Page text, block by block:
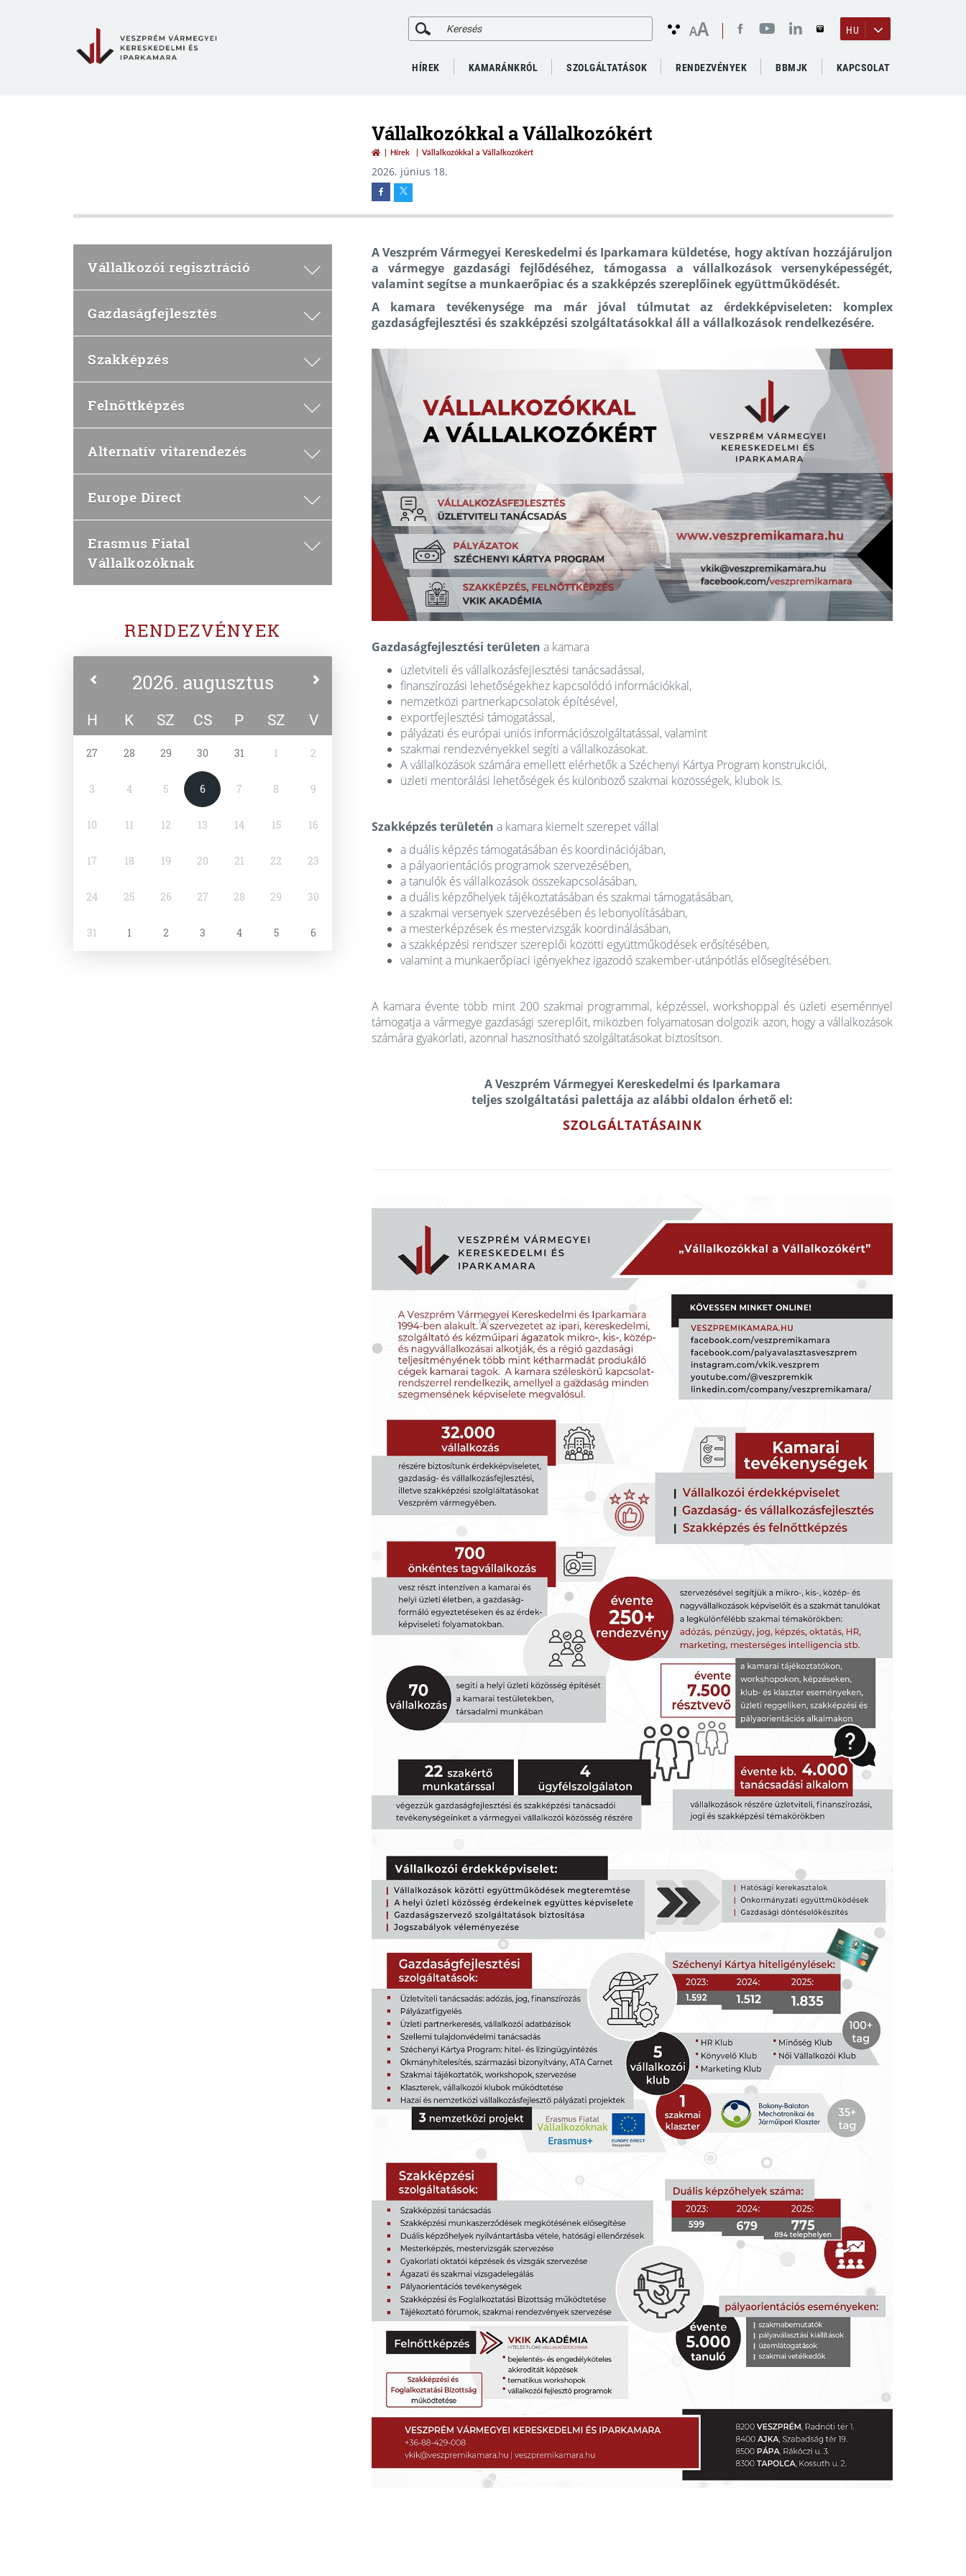
AA HU
HÍREK KAMARÁNKRÓL SZOLGÁLTATÁSOK RENDEZVÉNYEK BBMJK KAPCSOLAT
Vállalkozókkal a Vállalkozókért
Hírek Vállalkozókkal a Vállalkozókért
2026. június 18.
Vállalkozói regisztráció
Gazdaságfejlesztés
Szakképzés
Felnőttképzés
Alternatív vitarendezés
Europe Direct
Erasmus Fiatal
Vállalkozóknak
RENDEZVÉNYEK
2026. augusztus
H K SZ CS P SZ V
27 28 29 30 31 1 2
3 4 5 6 7 8 9
10 11 12 13 14 15 16
17 18 19 20 21 22 23
24 25 26 27 28 29 30
31 1 2 3 4 5 6
A Veszprém Vármegyei Kereskedelmi és Iparkamara küldetése, hogy aktívan hozzájáruljon
a vármegye gazdasági fejlődéséhez, támogassa a vállalkozások versenyképességét,
valamint segítse a munkaerőpiac és a szakképzés szereplőinek együttműködését.
A kamara tevékenysége ma már jóval túlmutat az érdekképviseleten: komplex
gazdaságfejlesztési és szakképzési szolgáltatásokkal áll a vállalkozások rendelkezésére.
Gazdaságfejlesztési területen a kamara
üzletviteli és vállalkozásfejlesztési tanácsadással,
finanszírozási lehetőségekhez kapcsolódó információkkal,
nemzetközi partnerkapcsolatok építésével,
exportfejlesztési támogatással,
pályázati és európai uniós információszolgáltatással, valamint
szakmai rendezvényekkel segíti a vállalkozásokat.
A vállalkozások számára emellett elérhetők a Széchenyi Kártya Program konstrukciói,
üzleti mentorálási lehetőségek és különböző szakmai közösségek, klubok is.
Szakképzés területén a kamara kiemelt szerepet vállal
a duális képzés támogatásában és koordinációjában,
a pályaorientációs programok szervezésében,
a tanulók és vállalkozások összekapcsolásában,
a duális képzőhelyek tájékoztatásában és szakmai támogatásában,
a szakmai versenyek szervezésében és lebonyolításában,
a mesterképzések és mestervizsgák koordinálásában,
a szakképzési rendszer szereplői közötti együttműködések erősítésében,
valamint a munkaerőpiaci igényekhez igazodó szakember-utánpótlás elősegítésében.
A kamara évente több mint 200 szakmai programmal, képzéssel, workshoppal és üzleti eseménnyel
támogatja a vármegye gazdasági szereplőit, miközben folyamatosan dolgozik azon, hogy a vállalkozások
számára gyakorlati, azonnal hasznosítható szolgáltatásokat biztosítson.
A Veszprém Vármegyei Kereskedelmi és Iparkamara
teljes szolgáltatási palettája az alábbi oldalon érhető el:
SZOLGÁLTATÁSAINK